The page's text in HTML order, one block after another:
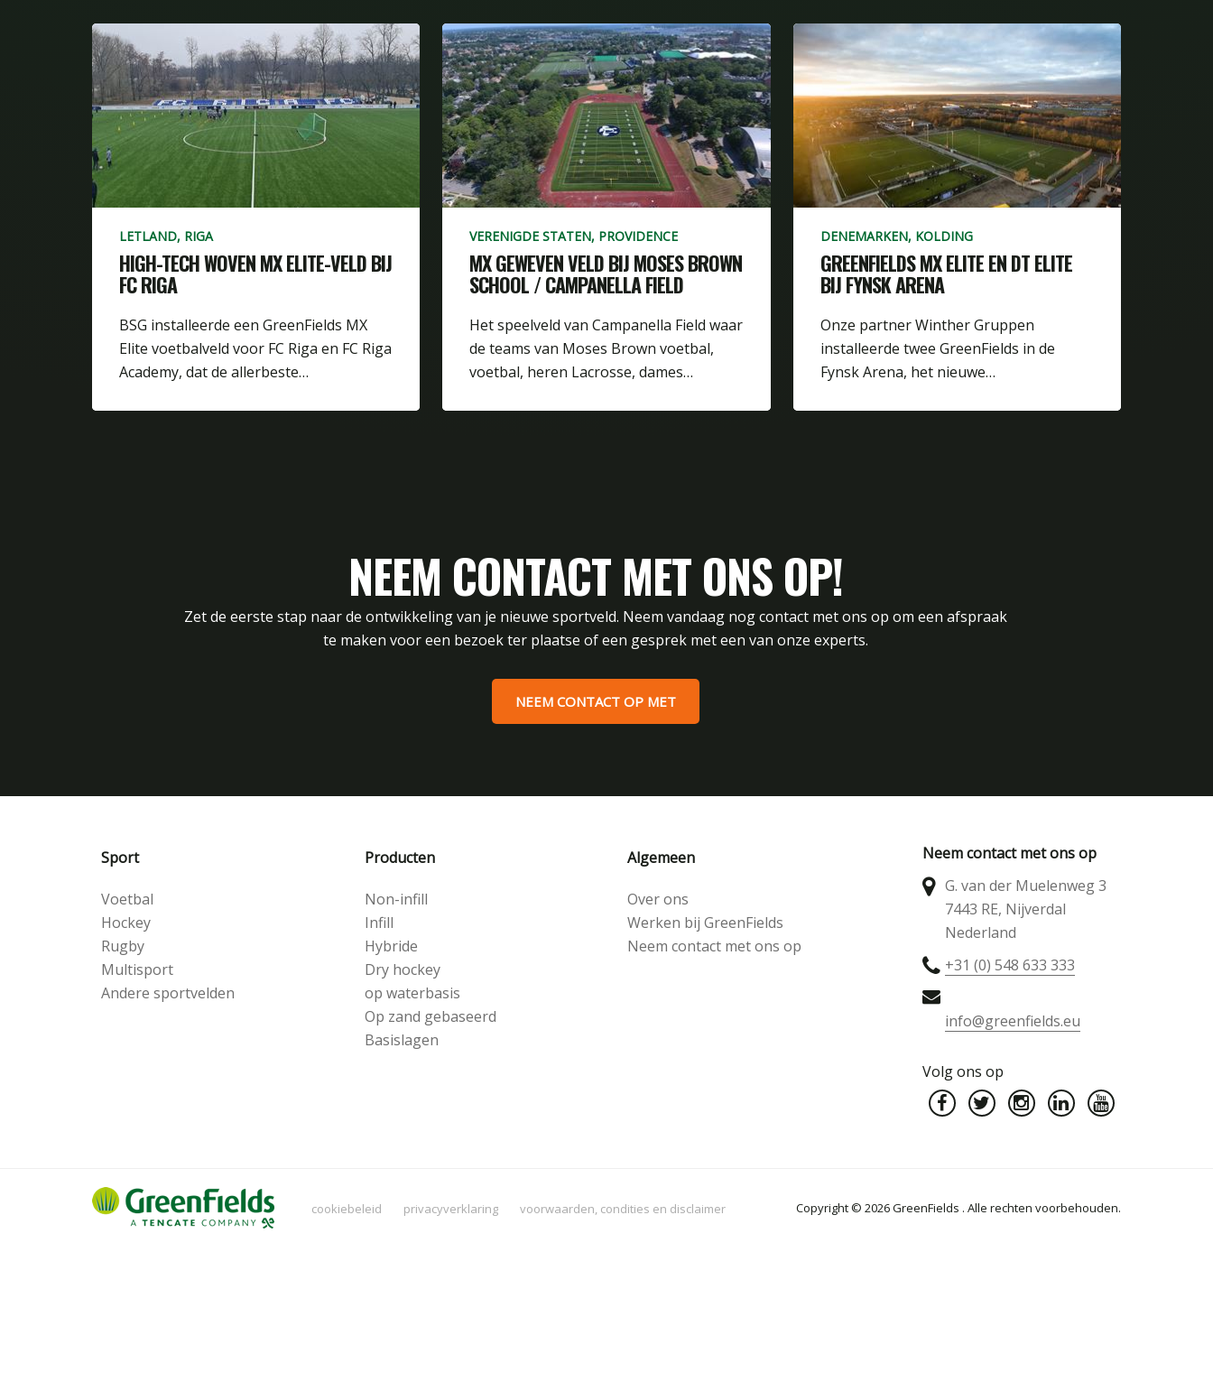
LETLAND, RIGA
HIGH-TECH WOVEN MX ELITE-VELD BIJ
FC RIGA
BSG installeerde een GreenFields MX
Elite voetbalveld voor FC Riga en FC Riga
Academy, dat de allerbeste…
VERENIGDE STATEN, PROVIDENCE
MX GEWEVEN VELD BIJ MOSES BROWN
SCHOOL / CAMPANELLA FIELD
Het speelveld van Campanella Field waar
de teams van Moses Brown voetbal,
voetbal, heren Lacrosse, dames…
DENEMARKEN, KOLDING
GREENFIELDS MX ELITE EN DT ELITE
BIJ FYNSK ARENA
Onze partner Winther Gruppen
installeerde twee GreenFields in de
Fynsk Arena, het nieuwe…
NEEM CONTACT MET ONS OP!
Zet de eerste stap naar de ontwikkeling van je nieuwe sportveld. Neem vandaag nog contact met ons op om een afspraak
te maken voor een bezoek ter plaatse of een gesprek met een van onze experts.
NEEM CONTACT OP MET
Sport
Voetbal
Hockey
Rugby
Multisport
Andere sportvelden
Producten
Non-infill
Infill
Hybride
Dry hockey
op waterbasis
Op zand gebaseerd
Basislagen
Algemeen
Over ons
Werken bij GreenFields
Neem contact met ons op
Neem contact met ons op
G. van der Muelenweg 3
7443 RE, Nijverdal
Nederland
+31 (0) 548 633 333
info@greenfields.eu
Volg ons op
cookiebeleid privacyverklaring voorwaarden, condities en disclaimer Copyright © 2026 GreenFields . Alle rechten voorbehouden.